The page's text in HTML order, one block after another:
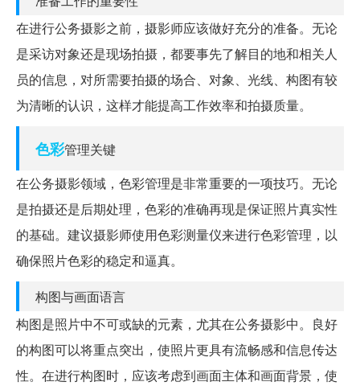
在进行公务摄影之前，摄影师应该做好充分的准备。无论
是采访对象还是现场拍摄，都要事先了解目的地和相关人
员的信息，对所需要拍摄的场合、对象、光线、构图有较
为清晰的认识，这样才能提高工作效率和拍摄质量。
色彩管理关键
在公务摄影领域，色彩管理是非常重要的一项技巧。无论
是拍摄还是后期处理，色彩的准确再现是保证照片真实性
的基础。建议摄影师使用色彩测量仪来进行色彩管理，以
确保照片色彩的稳定和逼真。
构图与画面语言
构图是照片中不可或缺的元素，尤其在公务摄影中。良好
的构图可以将重点突出，使照片更具有流畅感和信息传达
性。在进行构图时，应该考虑到画面主体和画面背景，使